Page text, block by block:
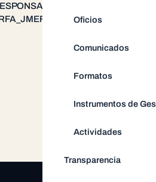
Oficios
Comunicados
Formatos
Instrumentos de
Actividades
Transparencia
DE-
Descargar